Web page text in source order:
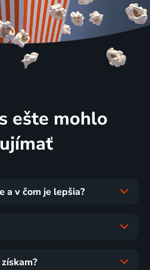
ešte mohlo
a v čom je lepšia?